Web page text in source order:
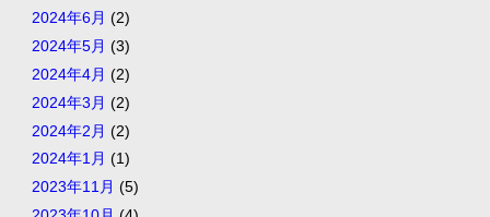
2024年6月 (2)
2024年5月 (3)
2024年4月 (2)
2024年3月 (2)
2024年2月 (2)
2024年1月 (1)
2023年11月 (5)